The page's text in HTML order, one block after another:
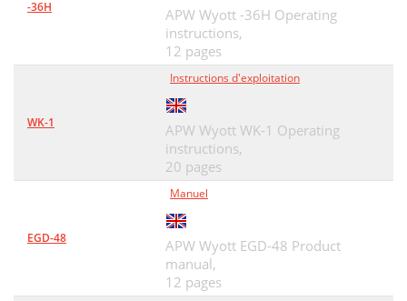
-36H
APW Wyott -36H Operating
instructions,
12 pages
WK-1
Instructions d'exploitation
APW Wyott WK-1 Operating
instructions,
20 pages
EGD-48
Manuel
APW Wyott EGD-48 Product
manual,
12 pages